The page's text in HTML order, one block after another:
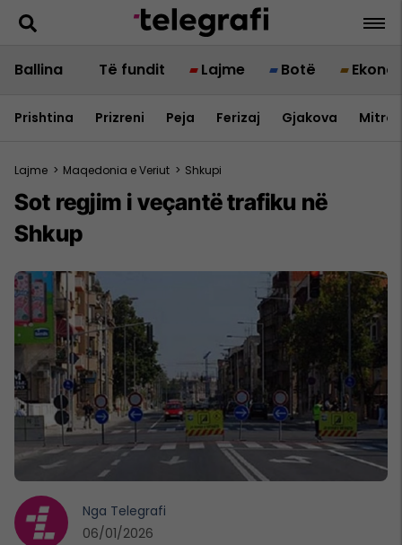
Ballina Të fundit Lajme Botë
Prishtina Prizreni Peja Ferizaj Gjakova
Lajme > Maqedonia e Veriut > Shkupi
Sot regjim i veçantë trafiku në
Shkup
Nga Telegrafi
06/01/2026